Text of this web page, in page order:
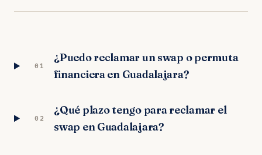
01
¿Puedo reclamar un swap o permuta
financiera en Guadalajara?
02
¿Qué plazo tengo para reclamar el
swap en Guadalajara?